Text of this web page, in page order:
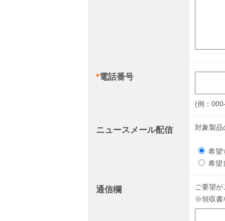
*電話番号
(例：
ニュースメール配信 対象製品
希望
希望
通信欄
ご要望
※領収書